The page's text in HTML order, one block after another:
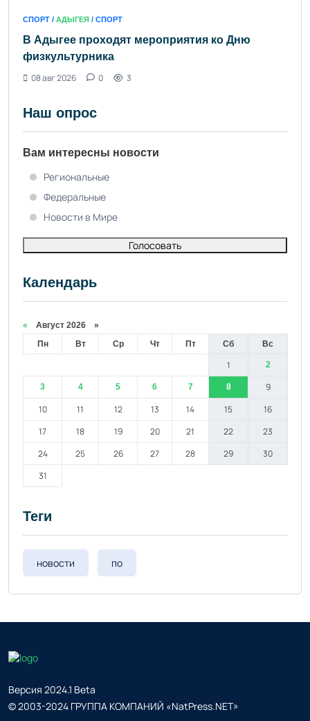
СПОРТ / АДЫГЕЯ / СПОРТ
В Адыгее проходят мероприятия ко Дню
физкультурника
08 авг 2026
0 3
Наш опрос
Вам интересны новости
Региональные
Федеральные
Новости в Мире
Голосовать
Календарь
« Август 2026 »
Пн
Вт Ср Чт Пт Сб Вс
1 2
3 4 5 6 7 8
9
10
11 12 13 14 15
16
17
18 19 20 21 22
23
24
25 26 27 28 29
30
31
Теги
новости по
Версия 2024.1 Beta
© 2003-2024 ГРУППА КОМПАНИЙ «NatPress.NET»